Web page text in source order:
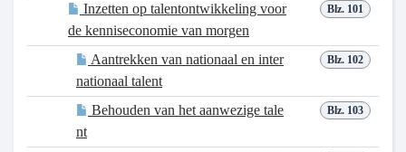
Blz. 101
Inzetten op talentontwikkeling voor
de kenniseconomie van morgen
Blz. 102
Aantrekken van nationaal en inter
nationaal talent
Blz. 103
Behouden van het aanwezige tale
nt